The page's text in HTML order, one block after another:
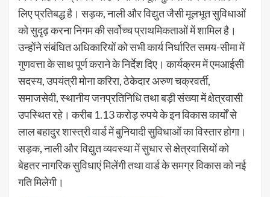
लिए प्रतिबद्ध है। सड़क, नाली और विद्युत जैसी मूलभूत सुविधाओं
को सुदृढ़ करना निगम की सर्वोच्च प्राथमिकताओं में शामिल है।
उन्होंने संबंधित अधिकारियों को सभी कार्य निर्धारित समय-सीमा में
गुणवत्ता के साथ पूर्ण कराने के निर्देश दिए। कार्यक्रम में एमआईसी
सदस्य, उपयंत्री मोना करिरा, ठेकेदार अरुण चक्रवर्ती,
समाजसेवी, स्थानीय जनप्रतिनिधि तथा बड़ी संख्या में क्षेत्रवासी
उपस्थित रहे। करीब 1.13 करोड़ रुपये के इन विकास कार्यों से
लाल बहादुर शास्त्री वार्ड में बुनियादी सुविधाओं का विस्तार होगा।
सड़क, नाली और विद्युत व्यवस्था में सुधार से क्षेत्रवासियों को
बेहतर नागरिक सुविधाएं मिलेंगी तथा वार्ड के समग्र विकास को नई
गति मिलेगी।